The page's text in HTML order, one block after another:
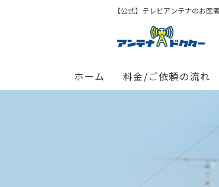
【公式】テレビアンテナのお
ホーム 料金/ご依頼の流れ